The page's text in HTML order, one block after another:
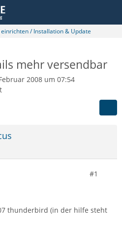
/ Installation & Update
mehr versendbar
2008 um 07:54
#1
thunderbird (in der hilfe steht